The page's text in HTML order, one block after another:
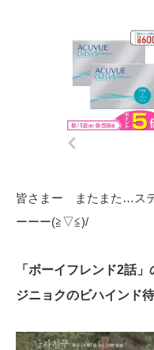
皆さまー またまた…ス
ーーー(≧▽≦)/
「ボーイフレンド2話
ジニョクのビハインド